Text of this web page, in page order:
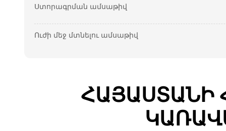
Ստորագրման ամսաթիվ
Ուժի մեջ մտնելու ամսաթիվ
ՀԱՅԱՍՏԱՆԻ